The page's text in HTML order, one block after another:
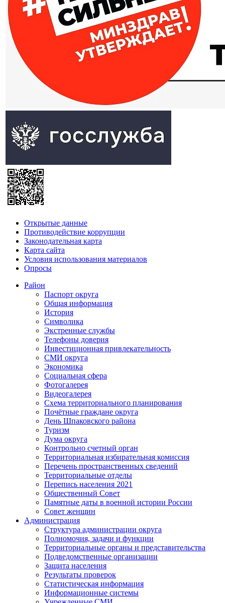
Открытые данные
Противодействие коррупции
Законодательная карта
Карта сайта
Условия использования материалов
Опросы
Район
Паспорт округа
Общая информация
История
Символика
Экстренные службы
Телефоны доверия
Инвестиционная привлекательность
СМИ округа
Экономика
Социальная сфера
Фотогалерея
Видеогалерея
Схема территориального планирования
Почётные граждане округа
День Шпаковского района
Туризм
Дума округа
Контрольно счетный орган
Территориальная избирательная комиссия
Перечень пространственных сведений
Территориальные отделы
Перепись населения 2021
Общественный Совет
Памятные даты в военной истории России
Совет женщин
Администрация
Структура администрации округа
Полномочия, задачи и функции
Территориальные органы и представительства
Подведомственные организации
Защита населения
Результаты проверок
Статистическая информация
Информационные системы